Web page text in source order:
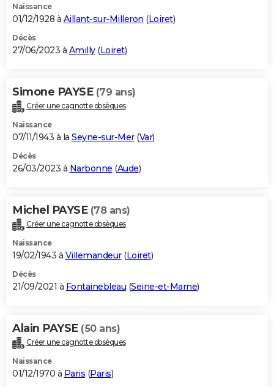
Naissance
01/12/1928 à Aillant-sur-Milleron (Loiret)
Décès
27/06/2023 à Amilly(Loiret)
Simone PAYSE (79 ans)
Créer une cagnotte obsèques
Naissance
07/11/1943 à la Seyne-sur-Mer(Var)
Décès
26/03/2023 à Narbonne (Aude)
Michel PAYSE (78 ans)
Créer une cagnotte obsèques
Naissance
19/02/1943 à Villemandeur(Loiret)
Décès
21/09/2021 à Fontainebleau (Seine-et-Marne)
Alain PAYSE (50 ans)
Créer une cagnotte obsèques
Naissance
01/12/1970 à Paris (Paris)